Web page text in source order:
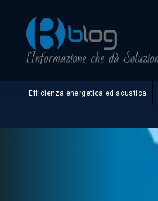
Efficienza energetica ed acustica